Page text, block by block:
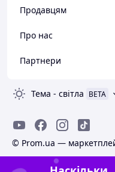
Продавцям
Про нас
Партнери
Тема - світла BETA
© Prom.ua —